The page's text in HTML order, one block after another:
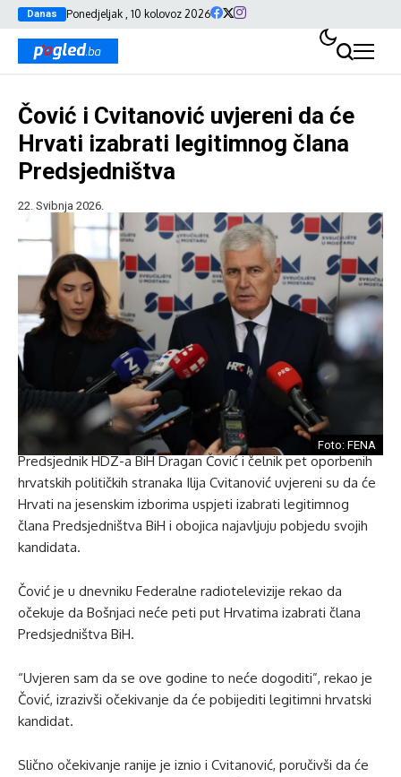
Danas Ponedjeljak , 10 kolovoz 2026
Čović i Cvitanović uvjereni da će
Hrvati izabrati legitimnog člana
Predsjedništva
22. Svibnja 2026.
Foto: FENA
Predsjednik HDZ-a BiH Dragan Čović i čelnik pet oporbenih
hrvatskih političkih stranaka Ilija Cvitanović uvjereni su da će
Hrvati na jesenskim izborima uspjeti izabrati legitimnog
člana Predsjedništva BiH i obojica najavljuju pobjedu svojih
kandidata.
Čović je u dnevniku Federalne radiotelevizije rekao da
očekuje da Bošnjaci neće peti put Hrvatima izabrati člana
Predsjedništva BiH.
“Uvjeren sam da se ove godine to neće dogoditi”, rekao je
Čović, izrazivši očekivanje da će pobijediti legitimni hrvatski
kandidat.
Slično očekivanje ranije je iznio i Cvitanović, poručivši da će